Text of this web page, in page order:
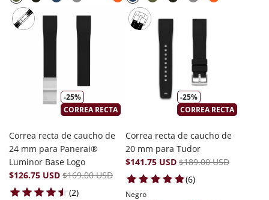
-25%
CORREA RECTA
Correa recta de caucho de
24 mm para Panerai®
Luminor Base Logo
$126.75 USD $169.00 USD
(2)2 total reviews
-25%
CORREA RECTA
Correa recta de caucho de
20 mm para Tudor
$141.75 USD $189.00 USD
(6)6 total reviews
Negro